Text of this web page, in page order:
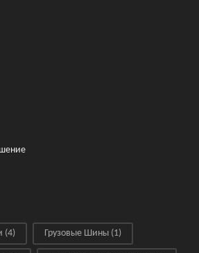
(4) Грузовые Шины (1)